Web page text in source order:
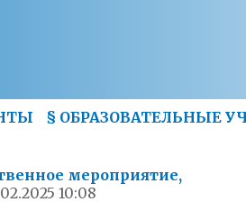
§ ОБРАЗОВАТЕЛЬНЫЕ
мероприятие,
10:08